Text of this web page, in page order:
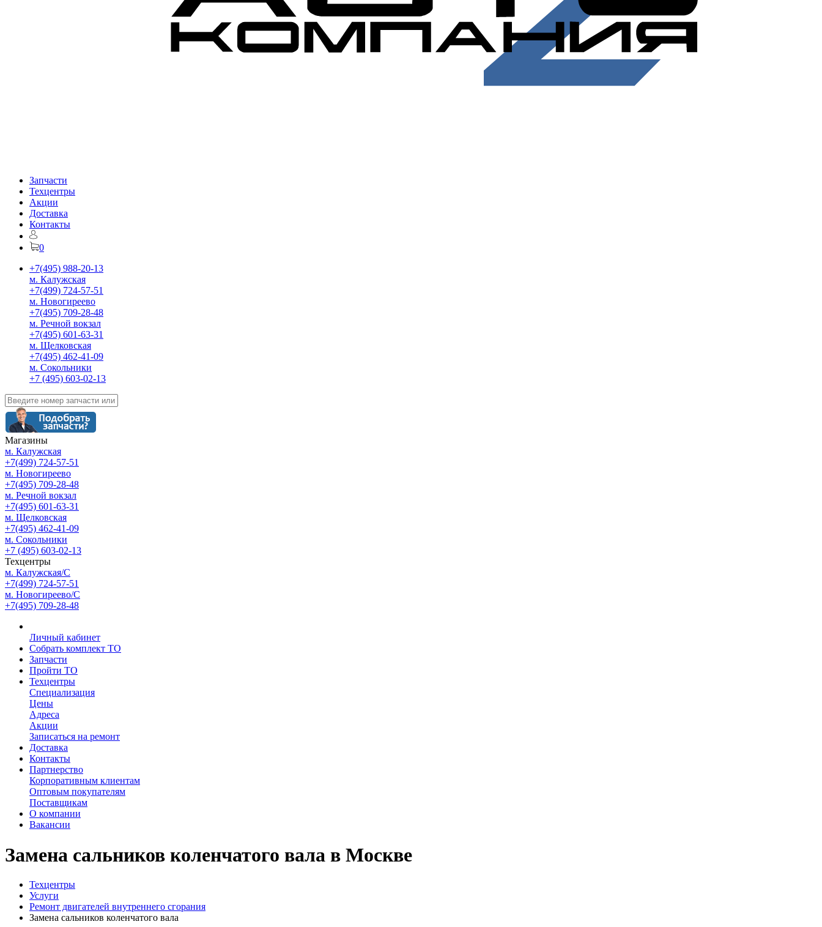
Запчасти
Техцентры
Акции
Доставка
Контакты
0
+7(495) 988-20-13
м. Калужская
+7(499) 724-57-51
м. Новогиреево
+7(495) 709-28-48
м. Речной вокзал
+7(495) 601-63-31
м. Щелковская
+7(495) 462-41-09
м. Сокольники
+7 (495) 603-02-13
Магазины
м. Калужская
+7(499) 724-57-51
м. Новогиреево
+7(495) 709-28-48
м. Речной вокзал
+7(495) 601-63-31
м. Щелковская
+7(495) 462-41-09
м. Сокольники
+7 (495) 603-02-13
Техцентры
м. Калужская/С
+7(499) 724-57-51
м. Новогиреево/С
+7(495) 709-28-48
Личный кабинет
Собрать комплект ТО
Запчасти
Пройти ТО
Техцентры
Специализация
Цены
Адреса
Акции
Записаться на ремонт
Доставка
Контакты
Партнерство
Корпоративным клиентам
Оптовым покупателям
Поставщикам
О компании
Вакансии
Замена сальников коленчатого вала в Москве
Техцентры
Услуги
Ремонт двигателей внутреннего сгорания
Замена сальников коленчатого вала